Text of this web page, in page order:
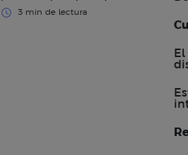
3 min de lectura